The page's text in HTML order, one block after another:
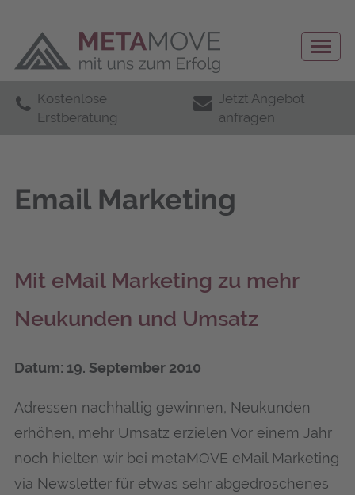
Kostenlose
Erstberatung
Jetzt Angebot
anfragen
Email Marketing
Mit eMail Mar­ke­ting zu mehr
Neu­kun­den und Umsatz
Datum: 19. September 2010
Adressen nachhaltig gewinnen, Neukunden
erhöhen, mehr Umsatz erzielen Vor einem Jahr
noch hielten wir bei metaMOVE eMail Marketing
via Newsletter für etwas sehr abgedroschenes